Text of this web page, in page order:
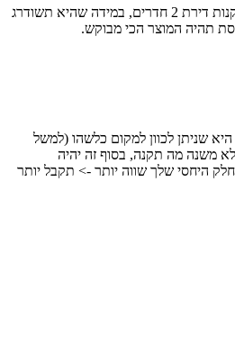
לפי זה למיטב הבנתי נראה שלקנות דירת 2 חדרים, במידה שהיא תשודרג
שניתן לכוון למקום כלשהו (למשל
משנה מה תקנה, בסוף זה יהיה
היחסי שלך שווה יותר -> תקבל יותר